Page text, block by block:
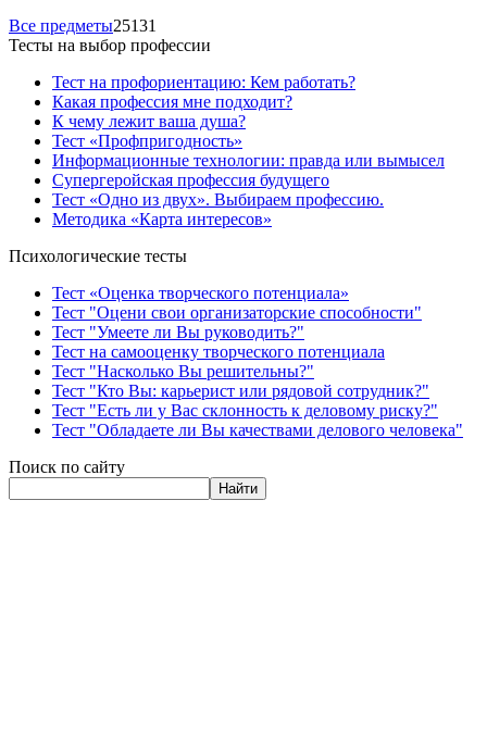
Все предметы25131
Тесты на выбор профессии
Тест на профориентацию: Кем работать?
Какая профессия мне подходит?
К чему лежит ваша душа?
Тест «Профпригодность»
Информационные технологии: правда или вымысел
Супергеройская профессия будущего
Тест «Одно из двух». Выбираем профессию.
Методика «Карта интересов»
Психологические тесты
Тест «Оценка творческого потенциала»
Тест "Оцени свои организаторские способности"
Тест "Умеете ли Вы руководить?"
Тест на самооценку творческого потенциала
Тест "Насколько Вы решительны?"
Тест "Кто Вы: карьерист или рядовой сотрудник?"
Тест "Есть ли у Вас склонность к деловому риску?"
Тест "Обладаете ли Вы качествами делового человека"
Поиск по сайту
Найти